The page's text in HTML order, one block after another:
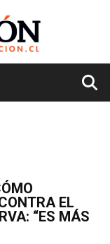
EL
“ES MÁS